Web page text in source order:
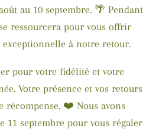
au 10 septembre. 🌴 Pendant
ressourcera pour vous offrir
à notre retour.
pour votre fidélité et votre
Votre présence et vos retours
récompense. ❤️ Nous avons
11 septembre pour vous régaler